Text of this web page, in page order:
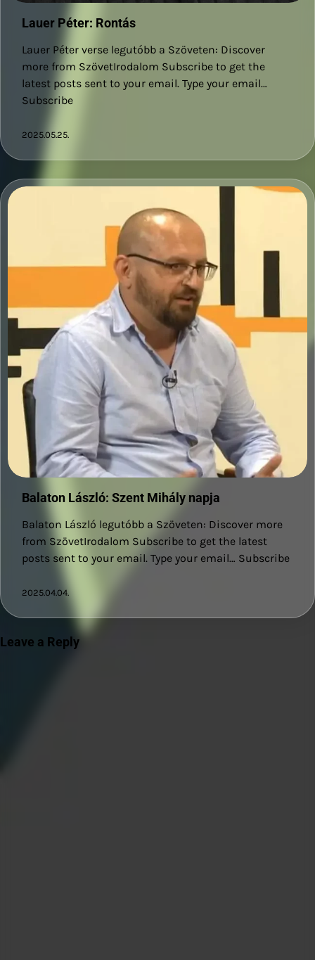
Lauer Péter: Rontás
Lauer Péter verse legutóbb a Szöveten: Discover
more from SzövetIrodalom Subscribe to get the
latest posts sent to your email. Type your email…
Subscribe
2025.05.25.
Balaton László: Szent Mihály napja
Balaton László legutóbb a Szöveten: Discover more
from SzövetIrodalom Subscribe to get the latest
posts sent to your email. Type your email… Subscribe
2025.04.04.
Leave a Reply